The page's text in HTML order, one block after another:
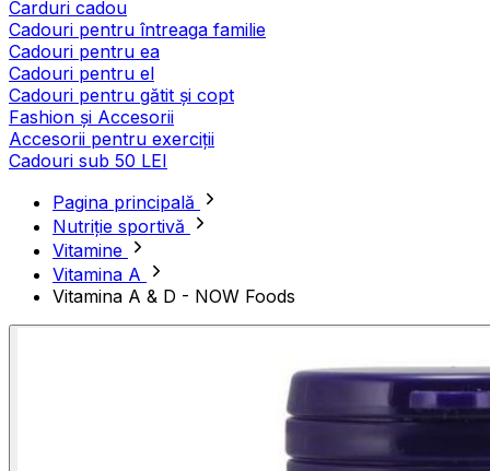
Carduri cadou
Cadouri pentru întreaga familie
Cadouri pentru ea
Cadouri pentru el
Cadouri pentru gătit și copt
Fashion și Accesorii
Accesorii pentru exerciții
Cadouri sub 50 LEI
Pagina principală
Nutriție sportivă
Vitamine
Vitamina A
Vitamina A & D - NOW Foods